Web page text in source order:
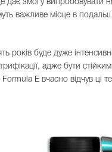
змогу випробовувати
важливе місце в
років буде дуже
адже бути
E вчасно відчув ці